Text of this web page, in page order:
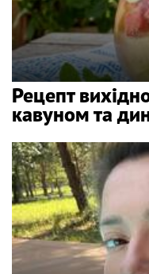
Рецепт
кавуном та